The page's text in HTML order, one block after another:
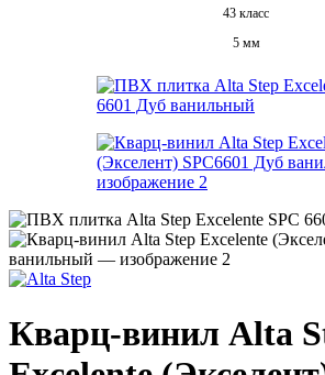
43 класс
5 мм
Кварц-винил Alta